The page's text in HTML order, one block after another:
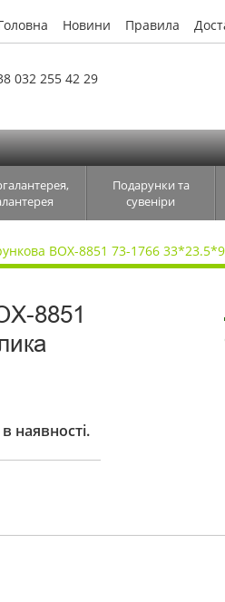
Новини Правила
032 255 42 29
Подарунки та
сувеніри
BOX-8851 73-1766
8851
наявності.